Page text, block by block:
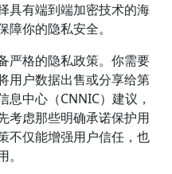
具有端到端加密技术的海
你的隐私安全。
严格的隐私政策。你需要
用户数据出售或分享给第
中心（CNNIC）建议，
考虑那些明确承诺保护用
不仅能增强用户信任，也